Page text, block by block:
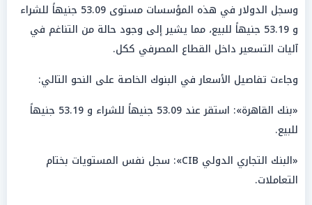
وسجل الدولار في هذه المؤسسات مستوى 53.09 جنيهاً للشراء
و 53.19 جنيهاً للبيع، مما يشير إلى وجود حالة من التناغم في
آليات التسعير داخل القطاع المصرفي ككل.
وجاءت تفاصيل الأسعار في البنوك الخاصة على النحو التالي:
«بنك القاهرة»: استقر عند 53.09 جنيهاً للشراء و 53.19 جنيهاً
للبيع.
«البنك التجاري الدولي CIB»: سجل نفس المستويات بختام
التعاملات.